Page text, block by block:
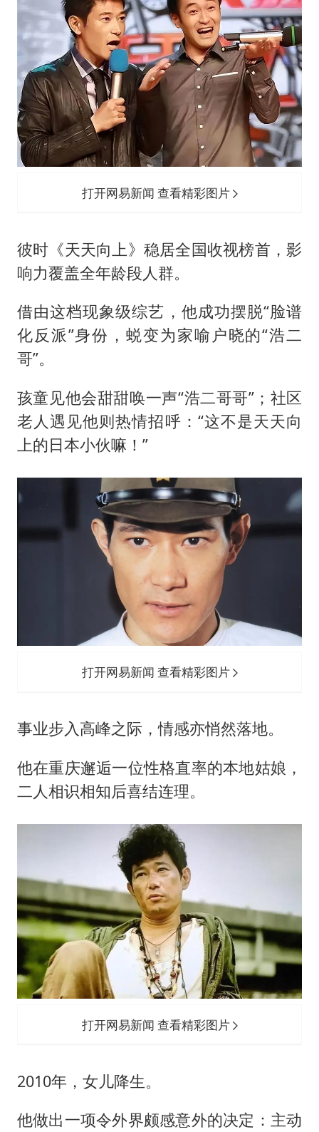
打开网易新闻 查看精彩图片
彼时《天天向上》稳居全国收视榜首，影
响力覆盖全年龄段人群。
借由这档现象级综艺，他成功摆脱“脸谱
化反派”身份，蜕变为家喻户晓的“浩二
哥”。
孩童见他会甜甜唤一声“浩二哥哥”；社区
老人遇见他则热情招呼：“这不是天天向
上的日本小伙嘛！”
打开网易新闻 查看精彩图片
事业步入高峰之际，情感亦悄然落地。
他在重庆邂逅一位性格直率的本地姑娘，
二人相识相知后喜结连理。
打开网易新闻 查看精彩图片
2010年，女儿降生。
他做出一项令外界颇感意外的决定：主动